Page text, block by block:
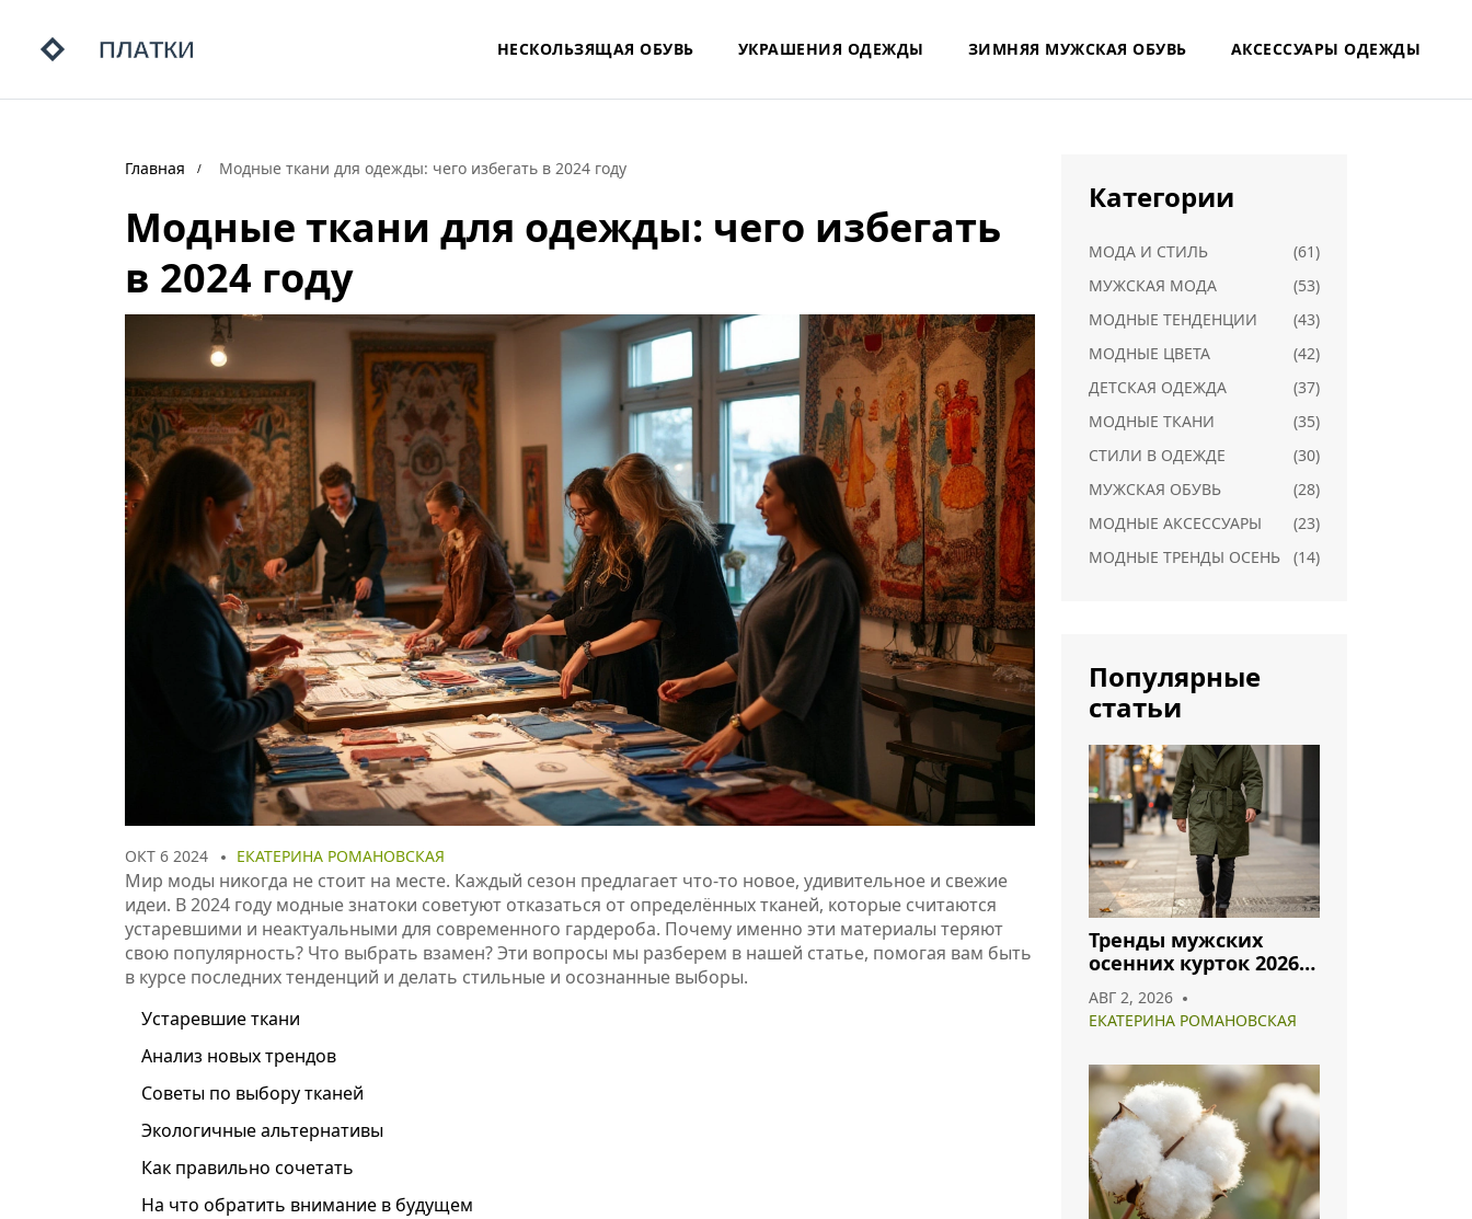
НЕСКОЛЬЗЯЩАЯ ОБУВЬ УКРАШЕНИЯ ОДЕЖДЫ ЗИМНЯЯ МУЖСКАЯ ОБУВЬ АКСЕССУАРЫ ОДЕЖДЫ
Главная Модные ткани для одежды: чего избегать в 2024 году
Модные ткани для одежды: чего избегать
в 2024 году
ОКТ 6 2024 ЕКАТЕРИНА РОМАНОВСКАЯ
Мир моды никогда не стоит на месте. Каждый сезон предлагает что-то новое, удивительное и свежие
идеи. В 2024 году модные знатоки советуют отказаться от определённых тканей, которые считаются
устаревшими и неактуальными для современного гардероба. Почему именно эти материалы теряют
свою популярность? Что выбрать взамен? Эти вопросы мы разберем в нашей статье, помогая вам быть
в курсе последних тенденций и делать стильные и осознанные выборы.
Устаревшие ткани
Анализ новых трендов
Советы по выбору тканей
Экологичные альтернативы
Как правильно сочетать
На что обратить внимание в будущем
Категории
МОДА И СТИЛЬ
(61)
МУЖСКАЯ МОДА
(53)
МОДНЫЕ ТЕНДЕНЦИИ
(43)
МОДНЫЕ ЦВЕТА
(42)
ДЕТСКАЯ ОДЕЖДА
(37)
МОДНЫЕ ТКАНИ
(35)
СТИЛИ В ОДЕЖДЕ
(30)
МУЖСКАЯ ОБУВЬ
(28)
МОДНЫЕ АКСЕССУАРЫ
(23)
МОДНЫЕ ТРЕНДЫ ОСЕНЬ
(14)
Популярные
статьи
Тренды мужских
осенних курток 2026:
что носить и как
сочетать
АВГ 2, 2026
ЕКАТЕРИНА РОМАНОВСКАЯ